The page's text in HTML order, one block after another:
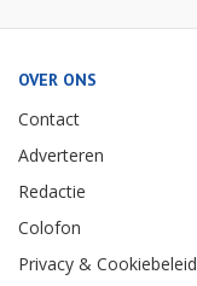
OVER ONS
Contact
Adverteren
Redactie
Colofon
Privacy & Cookiebeleid